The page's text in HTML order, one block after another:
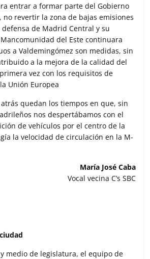
entrar a formar parte del Gobierno
no revertir la zona de bajas emisiones
de Madrid Central y su
del Este continuara
a Valdemingómez son medidas, sin
a la mejora de la calidad del
vez con los requisitos de
Unión Europea
quedan los tiempos en que, sin
nos despertábamos con el
de vehículos por el centro de la
la velocidad de circulación en la M-
María José Caba
Vocal vecina C’s SBC
medio de legislatura, el equipo de